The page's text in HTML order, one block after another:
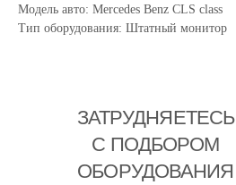
Модель авто: Mercedes Benz CLS class
Тип оборудования: Штатный монитор
ЗАТРУДНЯЕТЕСЬ
С ПОДБОРОМ
ОБОРУДОВАНИЯ